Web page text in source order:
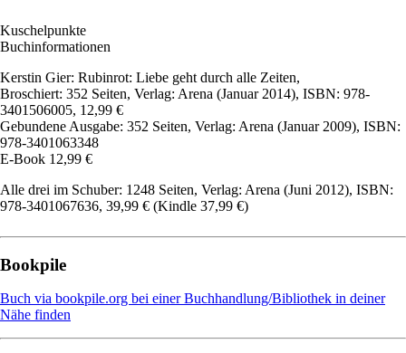
Kuschelpunkte
Buchinformationen
Kerstin Gier: Rubinrot: Liebe geht durch alle Zeiten,
Broschiert: 352 Seiten, Verlag: Arena (Januar 2014), ISBN: 978-
3401506005, 12,99 €
Gebundene Ausgabe: 352 Seiten, Verlag: Arena (Januar 2009), ISBN:
978-3401063348
E-Book 12,99 €
Alle drei im Schuber: 1248 Seiten, Verlag: Arena (Juni 2012), ISBN:
978-3401067636, 39,99 € (Kindle 37,99 €)
Bookpile
Buch via bookpile.org bei einer Buchhandlung/Bibliothek in deiner
Nähe finden